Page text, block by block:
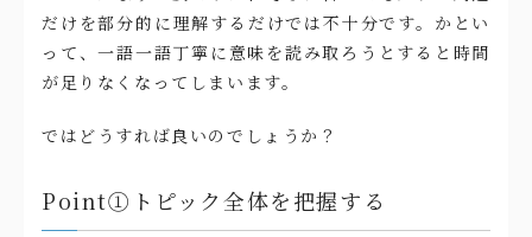
だけを部分的に理解するだけでは不十分です。かとい
って、一語一語丁寧に意味を読み取ろうとすると時間
が足りなくなってしまいます。
ではどうすれば良いのでしょうか？
Point①トピック全体を把握する